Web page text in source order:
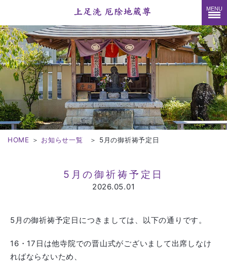
MENU
HOME ＞ お知らせ一覧 ＞ 5月の御祈祷予定日
5月の御祈祷予定日
2026.05.01
5月の御祈祷予定日につきましては、以下の通りです。
16・17日は他寺院での晋山式がございまして出席しなけ
ればならないため、